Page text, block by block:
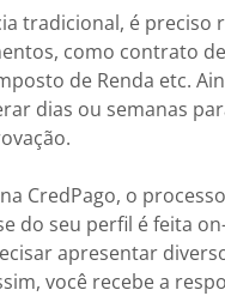
tradicional, é preciso
como contrato
de Renda etc.
dias ou semanas
CredPago, o
do seu perfil é feita
apresentar
você recebe a